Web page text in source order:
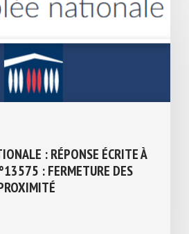
: RÉPONSE ÉCRITE
: FERMETURE